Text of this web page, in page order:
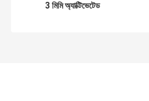
3 মিমি অ্যাক্টিভেটেড